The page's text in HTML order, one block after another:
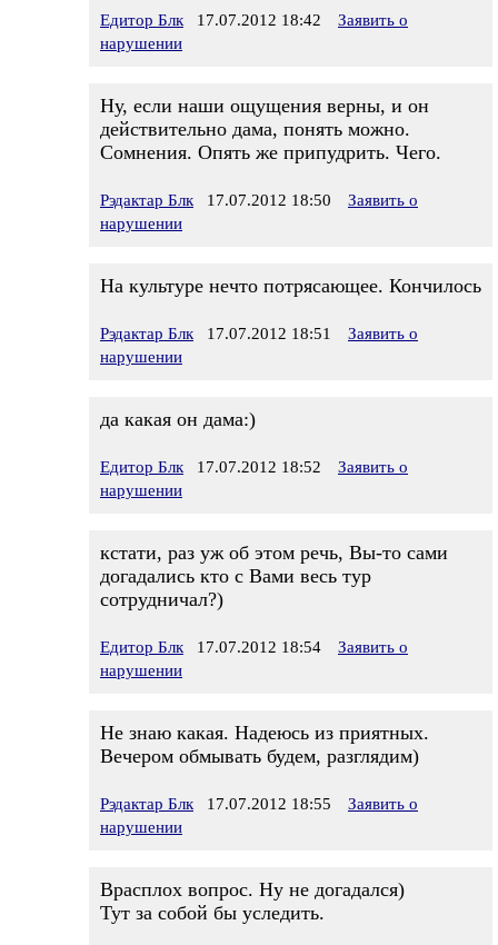
Едитор Блк 17.07.2012 18:42
Заявить о
нарушении
Ну, если наши ощущения верны, и он
действительно дама, понять можно.
Сомнения. Опять же припудрить. Чего.
Рэдактар Блк 17.07.2012 18:50
Заявить о
нарушении
На культуре нечто потрясающее. Кончилось
Рэдактар Блк 17.07.2012 18:51
Заявить о
нарушении
да какая он дама:)
Едитор Блк 17.07.2012 18:52
Заявить о
нарушении
кстати, раз уж об этом речь, Вы-то сами
догадались кто с Вами весь тур
сотрудничал?)
Едитор Блк 17.07.2012 18:54
Заявить о
нарушении
Не знаю какая. Надеюсь из приятных.
Вечером обмывать будем, разглядим)
Рэдактар Блк 17.07.2012 18:55
Заявить о
нарушении
Врасплох вопрос. Ну не догадался)
Тут за собой бы уследить.